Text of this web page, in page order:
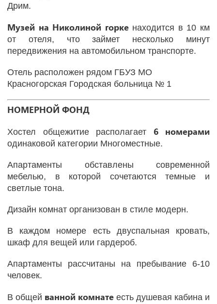
Дрим.
Музей на Николиной горкенаходится в 10 км
от отеля, что займет несколько минут
передвижения на автомобильном транспорте.
Отель расположен рядом ГБУЗ МО
Красногорская Городская больница № 1
НОМЕРНОЙ ФОНД
Хостел общежитие располагает 6 номерами
одинаковой категории Многоместные.
Апартаменты обставлены современной
мебелью, в которой сочетаются темные и
светлые тона.
Дизайн комнат организован в стиле модерн.
В каждом номере есть двуспальная кровать,
шкаф для вещей или гардероб.
Апартаменты рассчитаны на пребывание 6-10
человек.
В общей ванной комнате есть душевая кабина и